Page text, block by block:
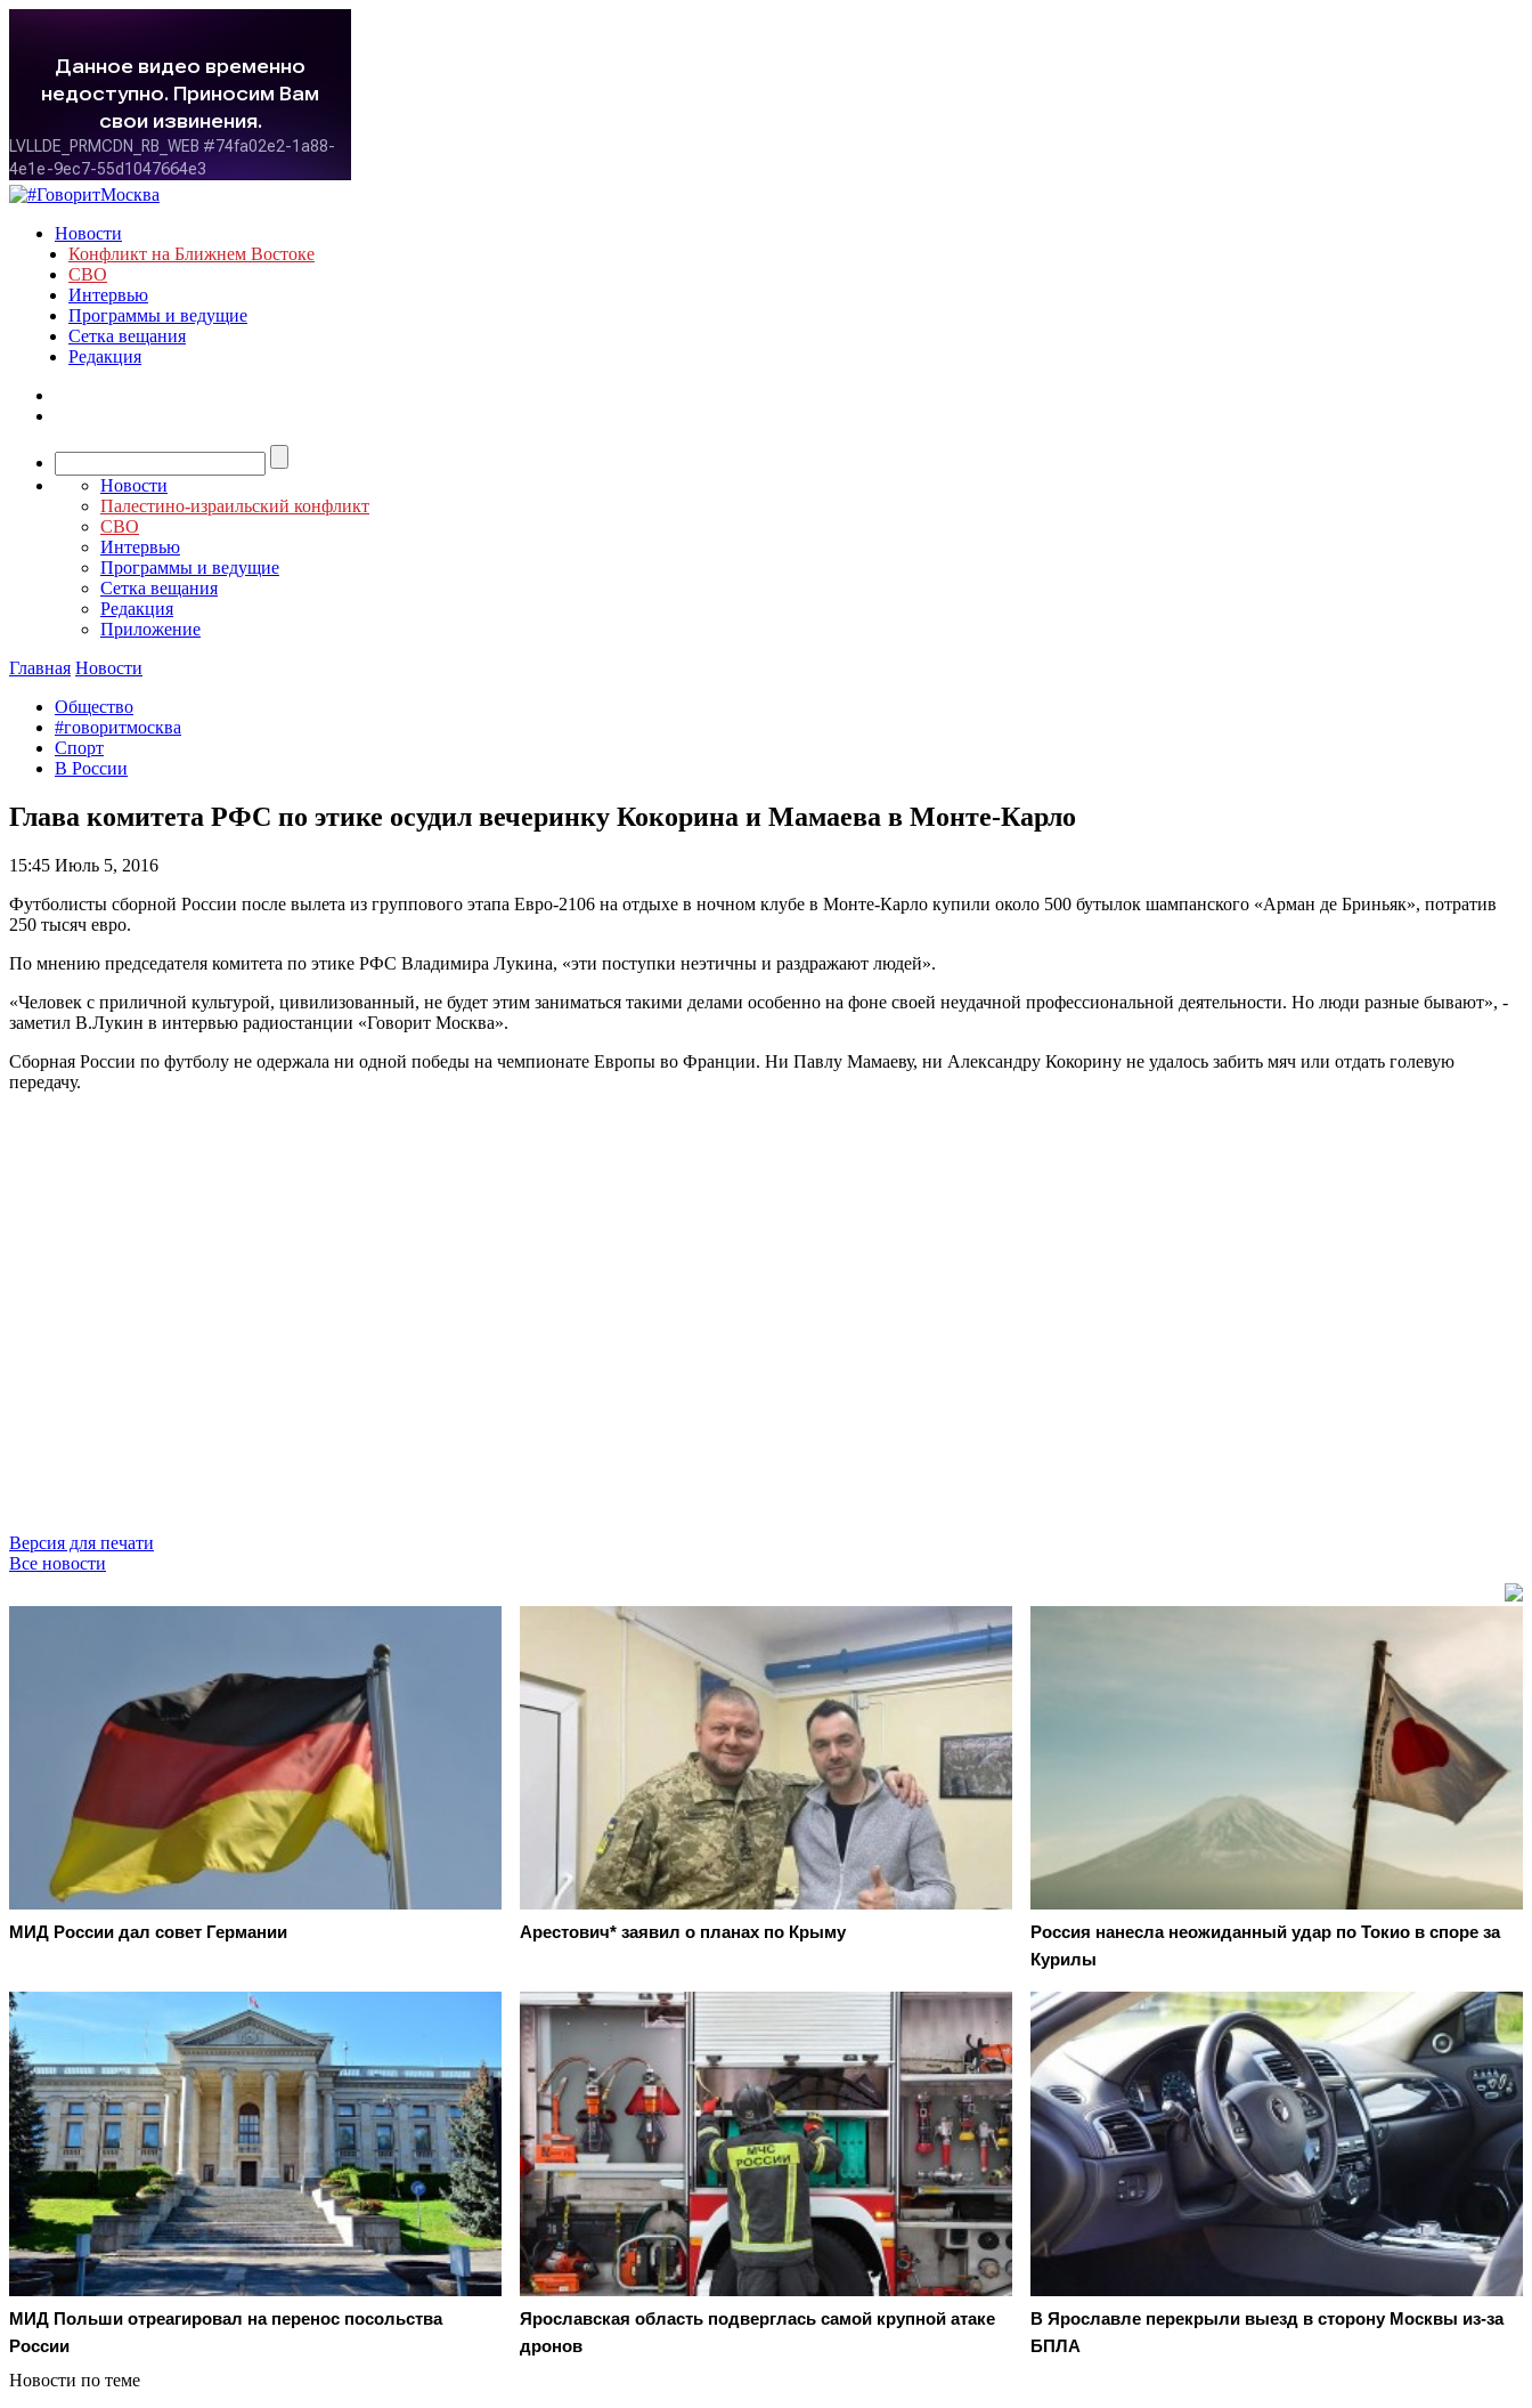
Новости
Конфликт на Ближнем Востоке
СВО
Интервью
Программы и ведущие
Сетка вещания
Редакция
Новости
Палестино-израильский конфликт
СВО
Интервью
Программы и ведущие
Сетка вещания
Редакция
Приложение
Главная Новости
Общество
#говоритмосква
Спорт
В России
Глава комитета РФС по этике осудил вечеринку Кокорина и Мамаева в Монте-Карло
15:45 Июль 5, 2016
Футболисты сборной России после вылета из группового этапа Евро-2106 на отдыхе в ночном клубе в Монте-Карло купили около 500 бутылок шампанского «Арман де Бриньяк», потратив
250 тысяч евро.
По мнению председателя комитета по этике РФС Владимира Лукина, «эти поступки неэтичны и раздражают людей».
«Человек с приличной культурой, цивилизованный, не будет этим заниматься такими делами особенно на фоне своей неудачной профессиональной деятельности. Но люди разные бывают», -
заметил В.Лукин в интервью радиостанции «Говорит Москва».
Сборная России по футболу не одержала ни одной победы на чемпионате Европы во Франции. Ни Павлу Мамаеву, ни Александру Кокорину не удалось забить мяч или отдать голевую
передачу.
Версия для печати
Все новости
МИД России дал совет Германии Арестович* заявил о планах по Крыму
Россия нанесла неожиданный удар по Токио в споре за
Курилы
МИД Польши отреагировал на перенос посольства
России
Ярославская область подверглась самой крупной атаке
дронов
В Ярославле перекрыли выезд в сторону Москвы из-за
БПЛА
Новости по теме